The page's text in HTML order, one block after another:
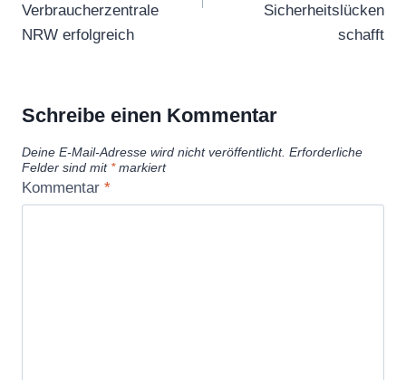
Verbraucherzentrale
NRW erfolgreich
Sicherheitslücken
schafft
Schreibe einen Kommentar
Deine E-Mail-Adresse wird nicht veröffentlicht. Erforderliche
Felder sind mit *markiert
Kommentar *